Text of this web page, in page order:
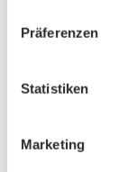
Präferenzen
Statistiken
Marketing